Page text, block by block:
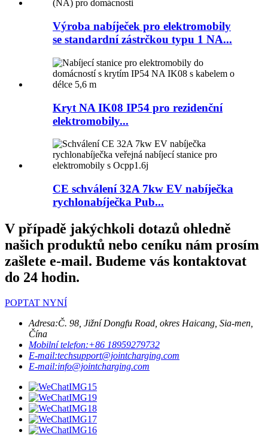
Výroba nabíječek pro elektromobily
se standardní zástrčkou typu 1 NA...
Kryt NA IK08 IP54 pro rezidenční
elektromobily...
CE schválení 32A 7kw EV nabíječka
rychlonabíječka Pub...
V případě jakýchkoli dotazů ohledně
našich produktů nebo ceníku nám prosím
zašlete e-mail. Budeme vás kontaktovat
do 24 hodin.
POPTAT NYNÍ
Adresa:Č. 98, Jižní Dongfu Road, okres Haicang, Sia-men,
Čína
Mobilní telefon:+86 18959279732
E-mail:techsupport@jointcharging.com
E-mail:info@jointcharging.com